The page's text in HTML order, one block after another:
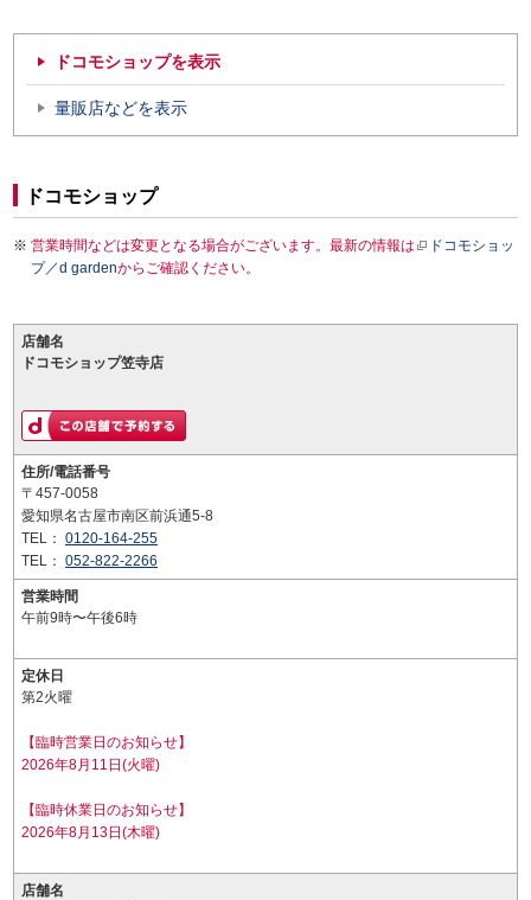
ドコモショップを表示
量販店などを表示
ドコモショップ
営業時間などは変更となる場合がございます。最新の情報は
ドコモショッ
プ／d gardenからご確認ください。
店舗名
ドコモショップ笠寺店
住所/電話番号
〒457-0058
愛知県名古屋市南区前浜通5-8
TEL： 0120-164-255
TEL： 052-822-2266
営業時間
午前9時〜午後6時
定休日
第2火曜
【臨時営業日のお知らせ】
2026年8月11日(火曜)
【臨時休業日のお知らせ】
2026年8月13日(木曜)
店舗名